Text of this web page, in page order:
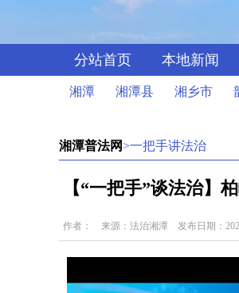
分站首页 本地新闻
湘潭 湘潭县 湘乡市
湘潭普法网>一把手讲法治
【“一把手”谈法治】
作者： 来源：法治湘潭 发布日期：